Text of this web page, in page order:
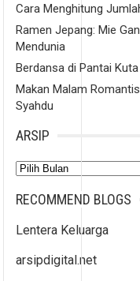
Cara Menghitung
Ramen Jepang: Mie
Mendunia
Berdansa di Pantai
Makan Malam
Syahdu
ARSIP
Arsip
RECOMMEND BLOGS
Lentera Keluarga
arsipdigital.net